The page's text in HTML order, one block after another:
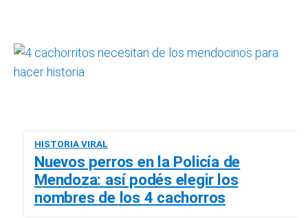
HISTORIA VIRAL
Nuevos perros en la Policía de
Mendoza: así podés elegir los
nombres de los 4 cachorros